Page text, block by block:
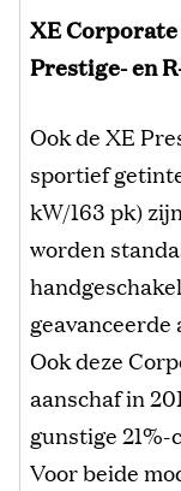
XE
Prestige- en
Ook de XE
sportief
kW/163 pk)
worden
Ook deze
aanschaf in
gunstige
Voor beide